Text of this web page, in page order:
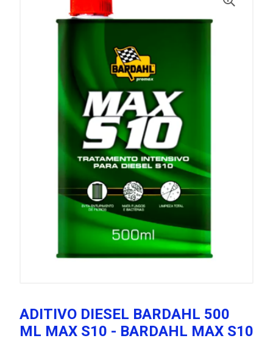
ADITIVO DIESEL BARDAHL 500
ML MAX S10 - BARDAHL MAX S10